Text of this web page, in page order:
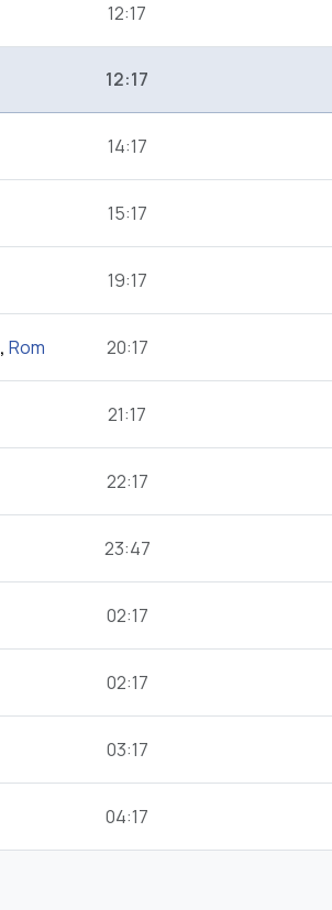
12:17
12:17
14:17
15:17
19:17
, Rom 20:17
21:17
22:17
23:47
02:17
02:17
03:17
04:17